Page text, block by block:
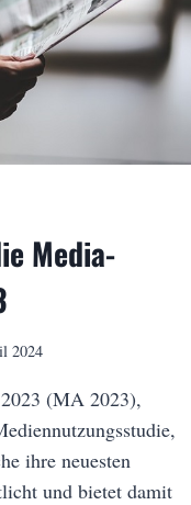
Media-
2024
(MA 2023),
ihre neuesten
und bietet damit